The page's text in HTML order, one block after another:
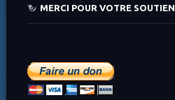
MERCI POUR VOTRE SOUTIEN